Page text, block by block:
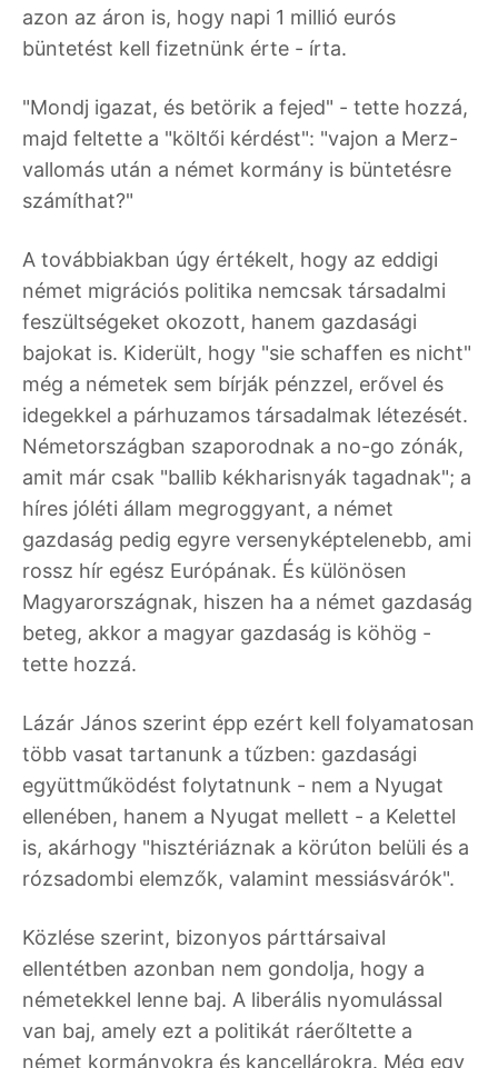
azon az áron is, hogy napi 1 millió eurós
büntetést kell fizetnünk érte - írta.
"Mondj igazat, és betörik a fejed" - tette hozzá,
majd feltette a "költői kérdést": "vajon a Merz-
vallomás után a német kormány is büntetésre
számíthat?"
A továbbiakban úgy értékelt, hogy az eddigi
német migrációs politika nemcsak társadalmi
feszültségeket okozott, hanem gazdasági
bajokat is. Kiderült, hogy "sie schaffen es nicht"
még a németek sem bírják pénzzel, erővel és
idegekkel a párhuzamos társadalmak létezését.
Németországban szaporodnak a no-go zónák,
amit már csak "ballib kékharisnyák tagadnak"; a
híres jóléti állam megroggyant, a német
gazdaság pedig egyre versenyképtelenebb, ami
rossz hír egész Európának. És különösen
Magyarországnak, hiszen ha a német gazdaság
beteg, akkor a magyar gazdaság is köhög -
tette hozzá.
Lázár János szerint épp ezért kell folyamatosan
több vasat tartanunk a tűzben: gazdasági
együttműködést folytatnunk - nem a Nyugat
ellenében, hanem a Nyugat mellett - a Kelettel
is, akárhogy "hisztériáznak a körúton belüli és a
rózsadombi elemzők, valamint messiásvárók".
Közlése szerint, bizonyos párttársaival
ellentétben azonban nem gondolja, hogy a
németekkel lenne baj. A liberális nyomulással
van baj, amely ezt a politikát ráerőltette a
német kormányokra és kancellárokra. Még egy